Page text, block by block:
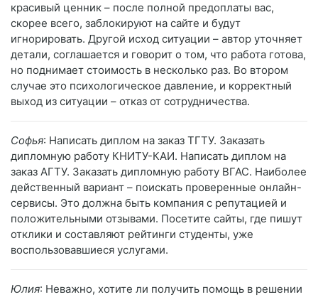
красивый ценник – после полной предоплаты вас,
скорее всего, заблокируют на сайте и будут
игнорировать. Другой исход ситуации – автор уточняет
детали, соглашается и говорит о том, что работа готова,
но поднимает стоимость в несколько раз. Во втором
случае это психологическое давление, и корректный
выход из ситуации – отказ от сотрудничества.
Софья: Написать диплом на заказ ТГТУ. Заказать
дипломную работу КНИТУ-КАИ. Написать диплом на
заказ АГТУ. Заказать дипломную работу ВГАС. Наиболее
действенный вариант – поискать проверенные онлайн-
сервисы. Это должна быть компания с репутацией и
положительными отзывами. Посетите сайты, где пишут
отклики и составляют рейтинги студенты, уже
воспользовавшиеся услугами.
Юлия: Неважно, хотите ли получить помощь в решении